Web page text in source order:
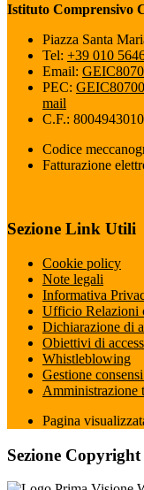
Istituto Comprensivo
Piazza Santa
Tel: +39 010
Email:
PEC:
mail
C.F.:
Codice
Fatturazione
Sezione Link Utili
Cookie policy
Note legali
Informativa
Ufficio Relazioni
Dichiarazione di
Obiettivi di
Whistleblowing
Gestione
Amministrazione
Pagina
Sezione Copyright